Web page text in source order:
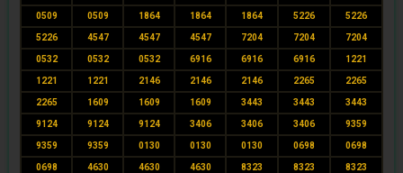
0509 0509 1864 1864 1864 5226 5226
5226 4547 4547 4547 7204 7204 7204
0532 0532 0532 6916 6916 6916 1221
1221 1221 2146 2146 2146 2265 2265
2265 1609 1609 1609 3443 3443 3443
9124 9124 9124 3406 3406 3406 9359
9359 9359 0130 0130 0130 0698 0698
0698 4630 4630 4630 8323 8323 8323